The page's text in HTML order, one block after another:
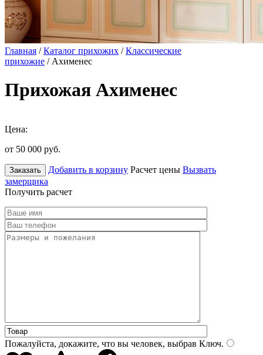
Главная /Каталог прихожих /Классические
прихожие / Ахименес
Прихожая Ахименес
Цена:
от 50 000 руб.
Заказать Добавить в корзину Расчет цены Вызвать
замерщика
Получить расчет
Пожалуйста, докажите, что вы человек, выбрав Ключ.